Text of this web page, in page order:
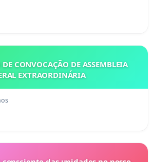
CONVOCAÇÃO DE ASSEMBLEIA
EXTRAORDINÁRIA